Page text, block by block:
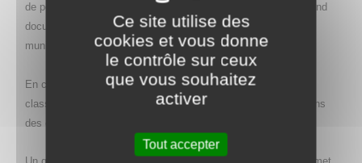
de pouvoir disposer des nouveautés
Le fond
documentaire s'enrichit chaque année grâceà une subvention
municipale.
En complémentarité avec les enseignantes, l'accueil
classes chaque quinzaine réunit les enfants de
notre école dans
des échanges enrichissants.
Ce site utilise des
cookies et vous donne
le contrôle sur ceux
que vous souhaitez
activer
Tout accepter